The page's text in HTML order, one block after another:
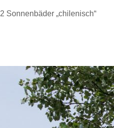
Sonnenbäder „chilenisch“